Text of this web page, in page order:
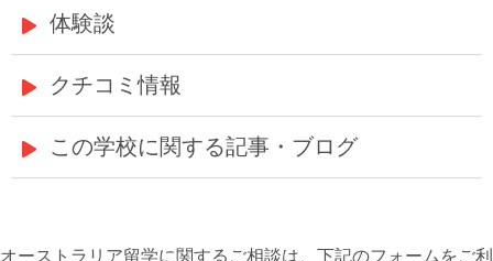
体験談
クチコミ情報
この学校に関する記事・ブログ
オーストラリア留学に関するご相談は、下記のフォームをご利